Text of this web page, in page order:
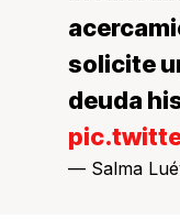
solicite
deuda
— Salma